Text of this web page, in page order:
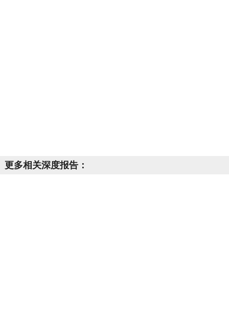
更多相关深度报告：